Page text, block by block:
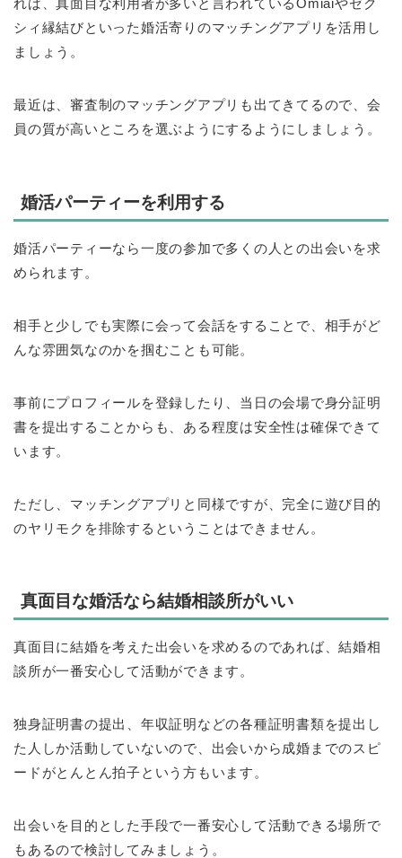
れば、真面目な利用者が多いと言われているOmiaiやゼク
シィ縁結びといった婚活寄りのマッチングアプリを活用し
ましょう。
最近は、審査制のマッチングアプリも出てきてるので、会
員の質が高いところを選ぶようにするようにしましょう。
婚活パーティーを利用する
婚活パーティーなら一度の参加で多くの人との出会いを求
められます。
相手と少しでも実際に会って会話をすることで、相手がど
んな雰囲気なのかを掴むことも可能。
事前にプロフィールを登録したり、当日の会場で身分証明
書を提出することからも、ある程度は安全性は確保できて
います。
ただし、マッチングアプリと同様ですが、完全に遊び目的
のヤリモクを排除するということはできません。
真面目な婚活なら結婚相談所がいい
真面目に結婚を考えた出会いを求めるのであれば、結婚相
談所が一番安心して活動ができます。
独身証明書の提出、年収証明などの各種証明書類を提出し
た人しか活動していないので、出会いから成婚までのスピ
ードがとんとん拍子という方もいます。
出会いを目的とした手段で一番安心して活動できる場所で
もあるので検討してみましょう。